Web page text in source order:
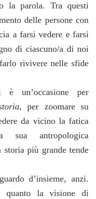
la parola. Tra questi
delle persone con
a farsi vedere e farsi
di ciascuno/a di noi
rivivere nelle sfide
un’occasione per
, per zoomare su
da vicino la fatica
sua antropologica
storia più grande tende
d’insieme, anzi.
quanto la visione di